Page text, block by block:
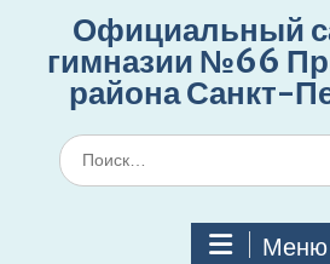
Официальный
гимназии №66
района Санкт-
Поиск
по:
Меню